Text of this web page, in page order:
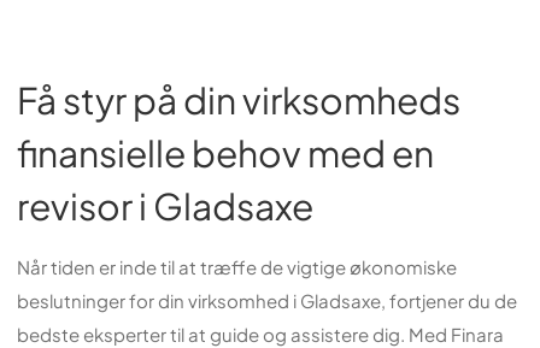
Få styr på din virksomheds
finansielle behov med en
revisor i Gladsaxe
Når tiden er inde til at træffe de vigtige økonomiske
beslutninger for din virksomhed i Gladsaxe, fortjener du de
bedste eksperter til at guide og assistere dig. Med Finara